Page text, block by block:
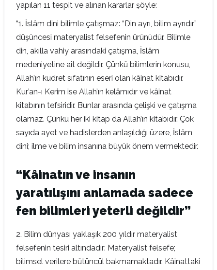
yapılan 11 tespit ve alınan kararlar şöyle:
“1. İslâm dini bilimle çatışmaz: “Din ayrı, bilim ayrıdır”
düşüncesi materyalist felsefenin ürünüdür. Bilimle
din, akılla vahiy arasındaki çatışma, İslâm
medeniyetine ait değildir. Çünkü bilimlerin konusu,
Allah’ın kudret sıfatının eseri olan kâinat kitabıdır.
Kur’an-ı Kerim ise Allah’ın kelâmıdır ve kâinat
kitabının tefsiridir. Bunlar arasında çelişki ve çatışma
olamaz. Çünkü her iki kitap da Allah’ın kitabıdır. Çok
sayıda ayet ve hadislerden anlaşıldığı üzere, İslâm
dini; ilme ve bilim insanına büyük önem vermektedir.
“Kâinatın ve insanın
yaratılışını anlamada sadece
fen bilimleri yeterli değildir”
2. Bilim dünyası yaklaşık 200 yıldır materyalist
felsefenin tesiri altındadır: Materyalist felsefe;
bilimsel verilere bütüncül bakmamaktadır. Kâinattaki